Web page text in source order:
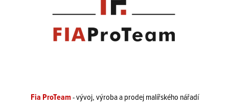
Fia ProTeam- vývoj, výroba a prodej malířského nářadí